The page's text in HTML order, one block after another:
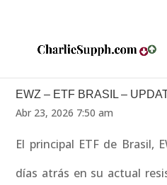
EWZ – ETF BRASIL –
Abr 23, 2026 7:50 am
El principal ETF de Brasil,
días atrás en su actual